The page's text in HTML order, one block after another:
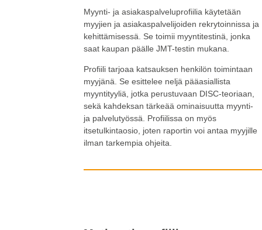
Myynti- ja asiakaspalveluprofiilia käytetään
myyjien ja asiakaspalvelijoiden rekrytoinnissa ja
kehittämisessä. Se toimii myyntitestinä, jonka
saat kaupan päälle JMT-testin mukana.
Profiili tarjoaa katsauksen henkilön toimintaan
myyjänä. Se esittelee neljä pääasiallista
myyntityyliä, jotka perustuvaan DISC-teoriaan,
sekä kahdeksan tärkeää ominaisuutta myynti-
ja palvelutyössä. Profiilissa on myös
itsetulkintaosio, joten raportin voi antaa myyjille
ilman tarkempia ohjeita.